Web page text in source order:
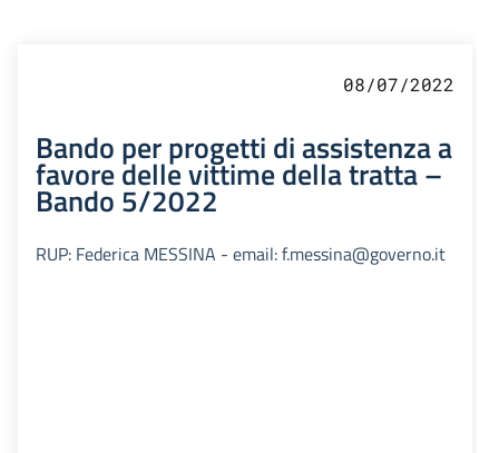
08/07/2022
Bando per progetti di assistenza a
favore delle vittime della tratta –
Bando 5/2022
RUP: Federica MESSINA - email: f.messina@governo.it